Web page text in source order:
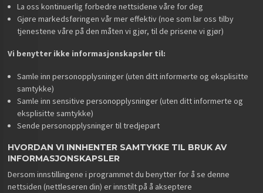
La oss kontinuerlig forbedre nettsidene våre for deg
Gjøre markedsføringen vår mer effektiv (noe som lar oss tilby
tjenestene våre på den måten vi gjør, til de prisene vi gjør)
Vi benytter ikke informasjonskapsler til:
Samle inn personopplysninger (uten ditt informerte og eksplisitte
samtykke)
Samle inn sensitive personopplysninger (uten ditt informerte og
eksplisitte samtykke)
Sende personopplysninger til tredjepart
HVORDAN VI INNHENTER SAMTYKKE TIL BRUK AV
INFORMASJONSKAPSLER
Dersom innstillingene i programmet du benytter for å se denne
nettsiden (nettleseren din) er innstilt på å akseptere